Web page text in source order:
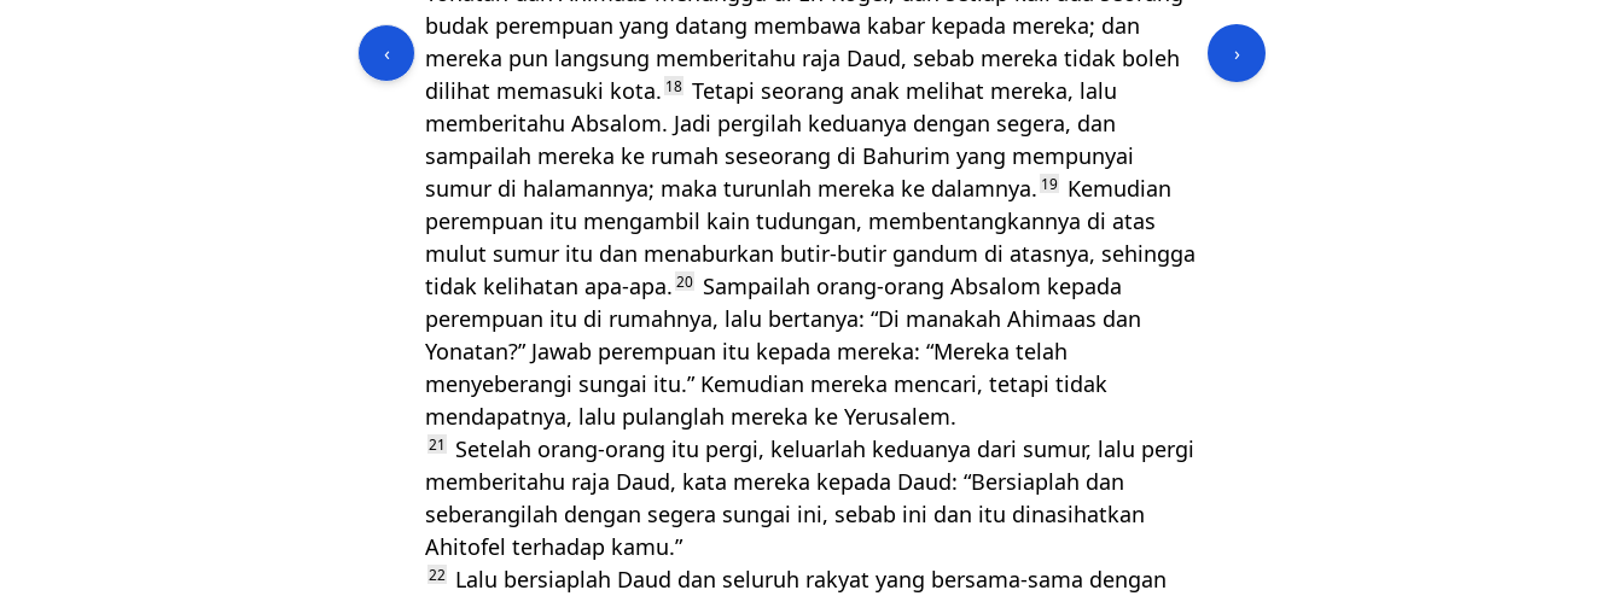
‹
budak perempuan yang datang membawa kabar kepada mereka; dan
mereka pun langsung memberitahu raja Daud, sebab mereka tidak boleh
dilihat memasuki kota. 18 Tetapi seorang anak melihat mereka, lalu
memberitahu Absalom. Jadi pergilah keduanya dengan segera, dan
sampailah mereka ke rumah seseorang di Bahurim yang mempunyai
sumur di halamannya; maka turunlah mereka ke dalamnya. 19 Kemudian
perempuan itu mengambil kain tudungan, membentangkannya di atas
mulut sumur itu dan menaburkan butir-butir gandum di atasnya, sehingga
tidak kelihatan apa-apa. 20 Sampailah orang-orang Absalom kepada
perempuan itu di rumahnya, lalu bertanya: “Di manakah Ahimaas dan
Yonatan?” Jawab perempuan itu kepada mereka: “Mereka telah
menyeberangi sungai itu.” Kemudian mereka mencari, tetapi tidak
mendapatnya, lalu pulanglah mereka ke Yerusalem.
21
Setelah orang-orang itu pergi, keluarlah keduanya dari sumur, lalu pergi
memberitahu raja Daud, kata mereka kepada Daud: “Bersiaplah dan
seberangilah dengan segera sungai ini, sebab ini dan itu dinasihatkan
Ahitofel terhadap kamu.”
22
Lalu bersiaplah Daud dan seluruh rakyat yang bersama-sama dengan
›